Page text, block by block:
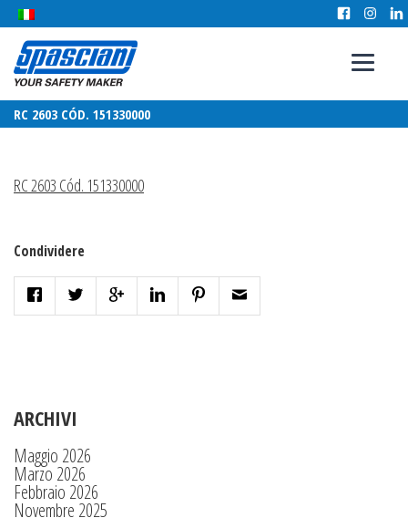
RC 2603 CÓD. 151330000
RC 2603 Cód. 151330000
Condividere
ARCHIVI
Maggio 2026
Marzo 2026
Febbraio 2026
Novembre 2025